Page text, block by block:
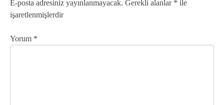
g
e
z
E-posta adresiniz yayınlanmayacak. Gerekli alanlar * ile
işaretlenmişlerdir
Yorum *